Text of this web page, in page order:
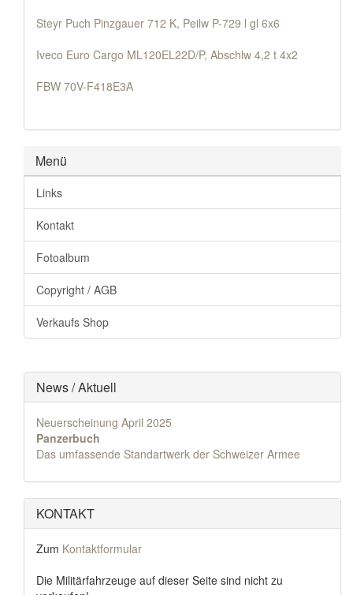
Steyr Puch Pinzgauer 712 K, Peilw P-729 l gl 6x6
Iveco Euro Cargo ML120EL22D/P, Abschlw 4,2 t 4x2
FBW 70V-F418E3A
Menü
Links
Kontakt
Fotoalbum
Copyright / AGB
Verkaufs Shop
News / Aktuell
Neuerscheinung April 2025
Panzerbuch
Das umfassende Standartwerk der Schweizer Armee
KONTAKT
Zum Kontaktformular
Die Militärfahrzeuge auf dieser Seite sind nicht zu